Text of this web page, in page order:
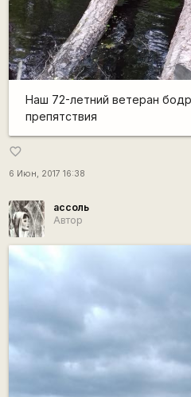
Наш 72-летний ветеран
препятствия
favorite_border
6 Июн, 2017 16:38
ассоль
Автор